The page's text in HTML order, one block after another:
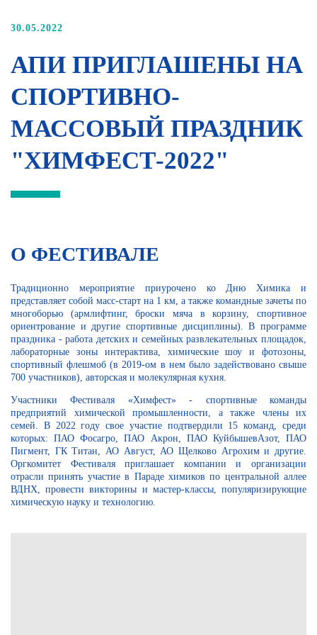
30.05.2022
АПИ ПРИГЛАШЕНЫ НА
СПОРТИВНО-
МАССОВЫЙ ПРАЗДНИК
"ХИМФЕСТ-2022"
О ФЕСТИВАЛЕ
Традиционно мероприятие приурочено ко Дню Химика и
представляет собой масс-старт на 1 км, а также командные зачеты по
многоборью (армлифтинг, броски мяча в корзину, спортивное
ориентрование и другие спортивные дисциплины). В программе
праздника - работа детских и семейных развлекательных площадок,
лабораторные зоны интерактива, химические шоу и фотозоны,
спортивный флешмоб (в 2019-ом в нем было задействовано свыше
700 участников), авторская и молекулярная кухня.
Участники Фестиваля «Химфест» - спортивные команды
предприятий химической промышленности, а также члены их
семей. В 2022 году свое участие подтвердили 15 команд, среди
которых: ПАО Фосагро, ПАО Акрон, ПАО КуйбышевАзот, ПАО
Пигмент, ГК Титан, АО Август, АО Щелково Агрохим и другие.
Оргкомитет Фестиваля приглашает компании и организации
отрасли принять участие в Параде химиков по центральной аллее
ВДНХ, провести викторины и мастер-классы, популяризирующие
химическую науку и технологию.